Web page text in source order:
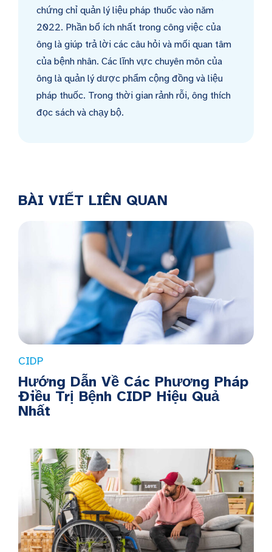
chứng chỉ quản lý liệu pháp thuốc vào năm
2022. Phần bổ ích nhất trong công việc của
ông là giúp trả lời các câu hỏi và mối quan tâm
của bệnh nhân. Các lĩnh vực chuyên môn của
ông là quản lý dược phẩm cộng đồng và liệu
pháp thuốc. Trong thời gian rảnh rỗi, ông thích
đọc sách và chạy bộ.
BÀI VIẾT LIÊN QUAN
CIDP
Hướng Dẫn Về Các Phương Pháp
Điều Trị Bệnh CIDP Hiệu Quả
Nhất